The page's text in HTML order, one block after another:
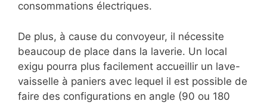
consommations électriques.
De plus, à cause du convoyeur, il nécessite
beaucoup de place dans la laverie. Un local
exigu pourra plus facilement accueillir un lave-
vaisselle à paniers avec lequel il est possible de
faire des configurations en angle (90 ou 180